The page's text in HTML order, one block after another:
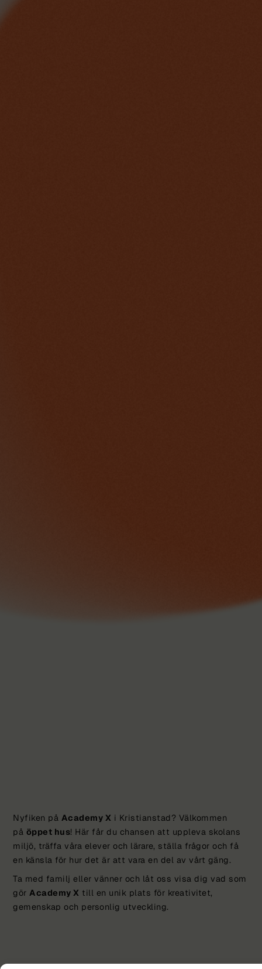
Nyfiken på Academy X i Kristianstad? Välkommen
på öppet hus! Här får du chansen att uppleva skolans
miljö, träffa våra elever och lärare, ställa frågor och få
en känsla för hur det är att vara en del av vårt gäng.
Ta med familj eller vänner och låt oss visa dig vad som
görAcademy X till en unik plats för kreativitet,
gemenskap och personlig utveckling.